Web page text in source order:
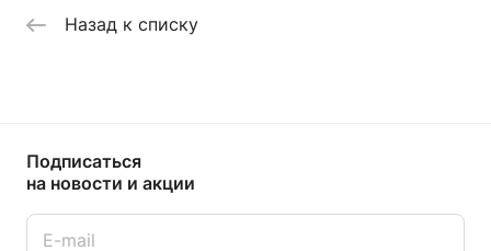
Назад к списку
Подписаться
на новости и акции